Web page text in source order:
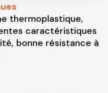
thermoplastique,
caractéristiques
bonne résistance à